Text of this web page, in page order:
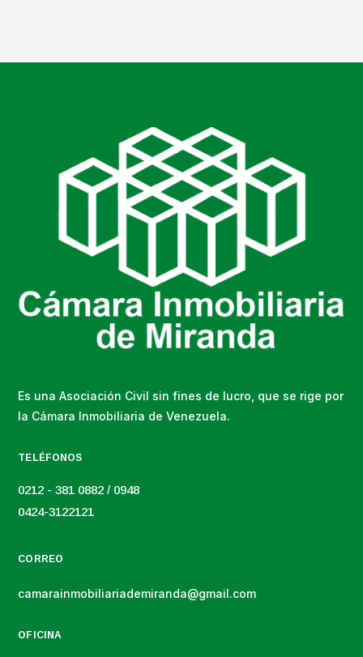
Es una Asociación Civil sin fines de lucro, que se rige por
la Cámara Inmobiliaria de Venezuela.
TELÉFONOS
0212 - 381 0882 / 0948
0424-3122121
CORREO
camarainmobiliariademiranda@gmail.com
OFICINA